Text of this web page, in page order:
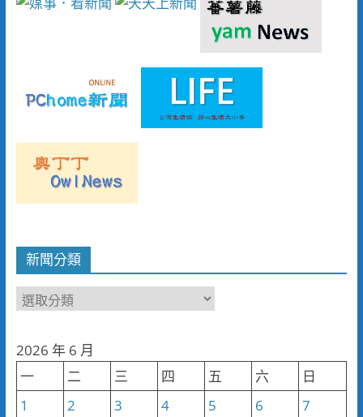
新聞分類
新
類
2026 年 6 月
一
二 三 四 五 六
日
1
2 3 4 5 6
7